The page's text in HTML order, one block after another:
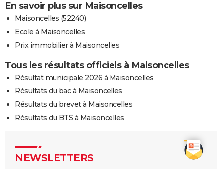
En savoir plus sur Maisoncelles
Maisoncelles (52240)
Ecole à Maisoncelles
Prix immobilier à Maisoncelles
Tous les résultats officiels à Maisoncelles
Résultat municipale 2026 à Maisoncelles
Résultats du bac à Maisoncelles
Résultats du brevet à Maisoncelles
Résultats du BTS à Maisoncelles
NEWSLETTERS